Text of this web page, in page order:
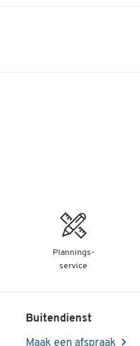
Plannings-
service
Buitendienst
Maak een afspraak